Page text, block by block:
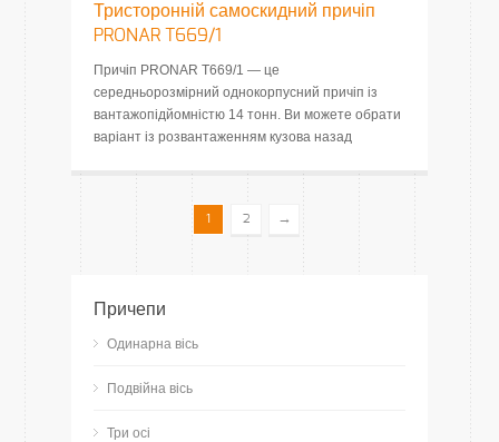
Тристоронній самоскидний причіп
PRONAR T669/1
Причіп PRONAR T669/1 — це
середньорозмірний однокорпусний причіп із
вантажопідйомністю 14 тонн. Ви можете обрати
варіант із розвантаженням кузова назад
1 2 →
Причепи
Одинарна вісь
Подвійна вісь
Три осі